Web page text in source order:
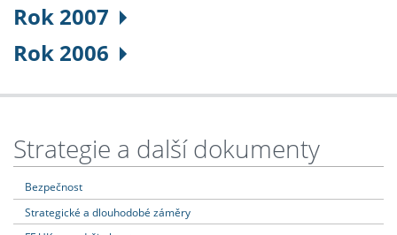
Rok 2007
Rok 2006
Strategie a další dokumenty
Bezpečnost
Strategické a dlouhodobé záměry